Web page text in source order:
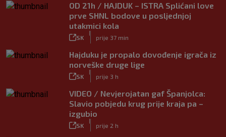
OD 21h / HAJDUK – ISTRA Splićani love
prve SHNL bodove u posljednjoj
utakmici kola
SK prije 37 min
Hajduku je propalo dovođenje igrača iz
norveške druge lige
SK prije 3 h
VIDEO / Nevjerojatan gaf Španjolca:
Slavio pobjedu krug prije kraja pa –
izgubio
SK prije 2 h